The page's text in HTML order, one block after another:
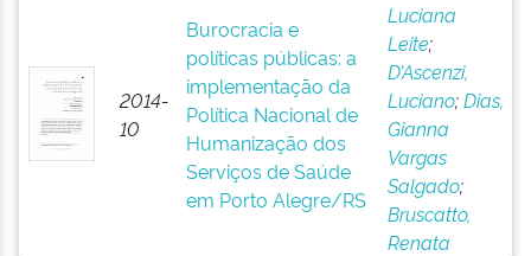
2014-
10
Burocracia e
políticas públicas: a
implementação da
Política Nacional de
Humanização dos
Serviços de Saúde
em Porto Alegre/RS
Luciana
Leite;
D’Ascenzi,
Luciano;Dias,
Gianna
Vargas
Salgado;
Bruscatto,
Renata